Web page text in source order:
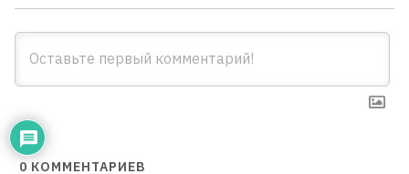
0 КОММЕНТАРИЕВ